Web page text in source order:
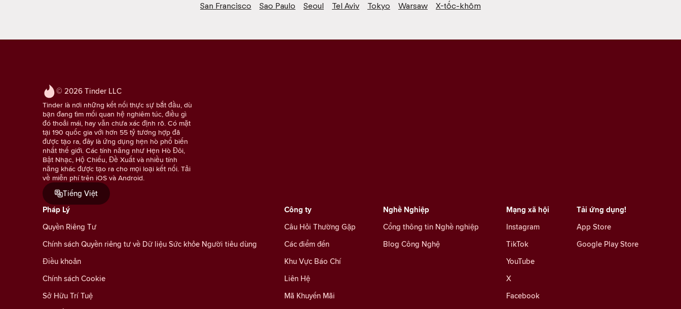
San Francisco
Sao Paulo Seoul Tel Aviv Tokyo Warsaw X-tốc-khôm
© 2026 Tinder LLC
Tinder là nơi những kết nối thực sự bắt đầu, dù
bạn đang tìm mối quan hệ nghiêm túc, điều gì
đó thoải mái, hay vẫn chưa xác định rõ. Có mặt
tại 190 quốc gia với hơn 55 tỷ tương hợp đã
được tạo ra, đây là ứng dụng hẹn hò phổ biến
nhất thế giới. Các tính năng như Hẹn Hò Đôi,
Bật Nhạc, Hộ Chiếu, Đề Xuất và nhiều tính
năng khác được tạo ra cho mọi loại kết nối. Tải
về miễn phí trên iOS và Android.
Tiếng Việt
Mạng xã hội
Instagram
TikTok
YouTube
X
Facebook
Pháp Lý
Quyền Riêng Tư
Chính sách Quyền riêng tư về Dữ liệu Sức khỏe Người tiêu dùng
Điều khoản
Chính sách Cookie
Sở Hữu Trí Tuệ
Nghề Nghiệp
Cổng thông tin Nghề nghiệp
Blog Công Nghệ
Công ty
Câu Hỏi Thường Gặp
Các điểm đến
Khu Vực Báo Chí
Liên Hệ
Mã Khuyến Mãi
Tải ứng dụng!
App Store
Google Play Store